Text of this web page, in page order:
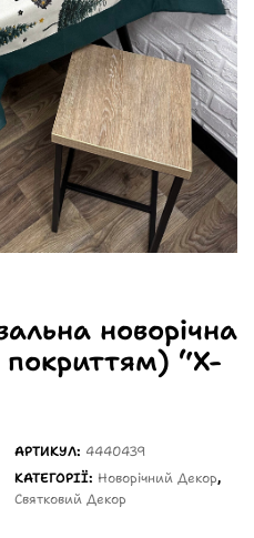
новорічна
“X-
АРТИКУЛ: 4440439
КАТЕГОРІЇ: Новорічний Декор,
Святковий Декор